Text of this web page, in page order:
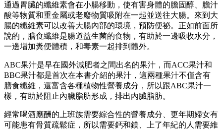
通過胃臟的纖維素會在小腸移動，使有害身體的膽固醇、膽汁
酸等物質和重金屬或老廢物質吸附在一起並送往大腸。來到大
腸的纖維素可以改善大腸內部的環境，預防便祕。正如前面所
說的，膳食纖維是腸道益生菌的食物，有助於一邊吸收水分，
一邊增加糞便體積，和毒素一起排到體外。
ABC果汁是早在國外減肥者之間出名的果汁，而ACC果汁和
BBC果汁都是首次在本書介紹的果汁，這兩種果汁不僅含有
膳食纖維，還富含各種植物性營養成分，所以跟ABC果汁一
樣，有助於阻止內臟脂肪形成，排出內臟脂肪。
經常喝酒應酬的上班族需要綜合性的營養成分、更年期婦女有
可能患有骨質疏鬆症，所以需要鈣和鎂、上了年紀的人需要維